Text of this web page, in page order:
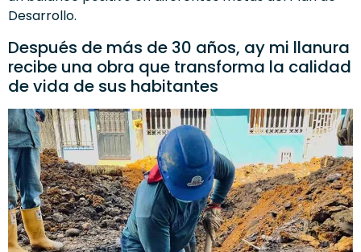
Desarrollo.
Después de más de 30 años, ay mi llanura
recibe una obra que transforma la calidad
de vida de sus habitantes